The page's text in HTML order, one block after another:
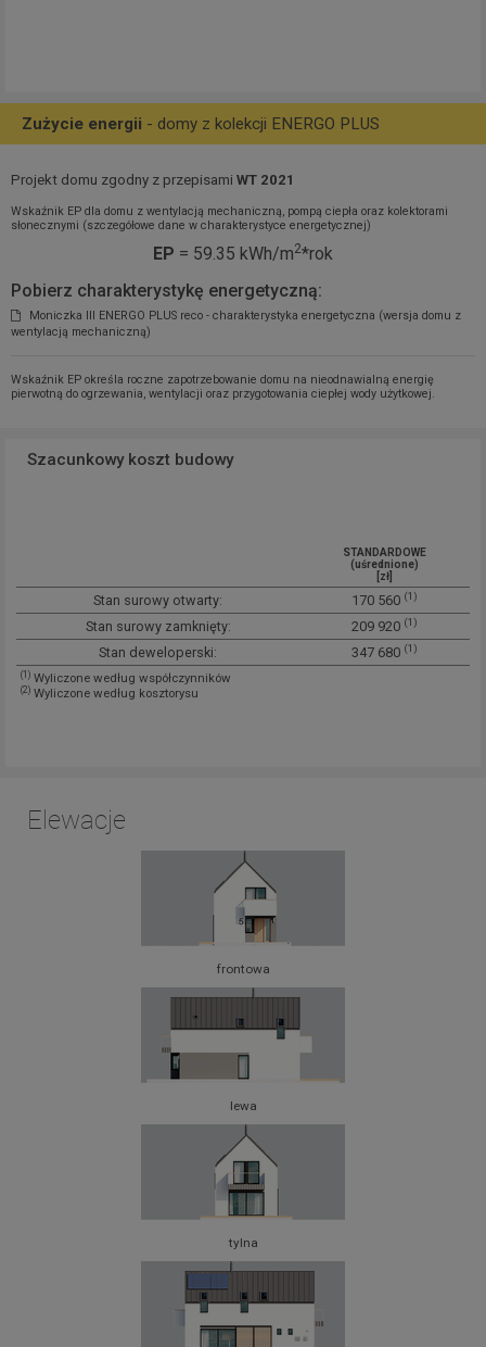
Zużycie energii - domy z kolekcji ENERGO PLUS
Projekt domu zgodny z przepisami WT 2021
Wskaźnik EP dla domu z wentylacją mechaniczną, pompą ciepła oraz kolektorami
słonecznymi (szczegółowe dane w charakterystyce energetycznej)
EP = 59.35 kWh/m2*rok
Pobierz charakterystykę energetyczną:
Moniczka III ENERGO PLUS reco - charakterystyka energetyczna (wersja domu z
wentylacją mechaniczną)
Wskaźnik EP określa roczne zapotrzebowanie domu na nieodnawialną energię
pierwotną do ogrzewania, wentylacji oraz przygotowania ciepłej wody użytkowej.
Szacunkowy koszt budowy
STANDARDOWE
(uśrednione)
[zł]
Stan surowy otwarty: 170 560 (1)
Stan surowy zamknięty: 209 920 (1)
Stan deweloperski: 347 680 (1)
(1) Wyliczone według współczynników
(2) Wyliczone według kosztorysu
Elewacje
frontowa
lewa
tylna